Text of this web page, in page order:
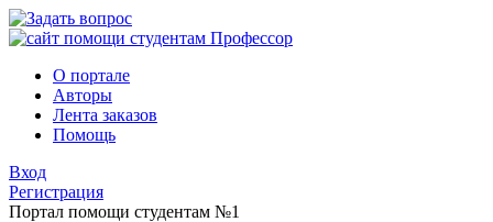
О портале
Авторы
Лента заказов
Помощь
Вход
Регистрация
Портал помощи студентам №1